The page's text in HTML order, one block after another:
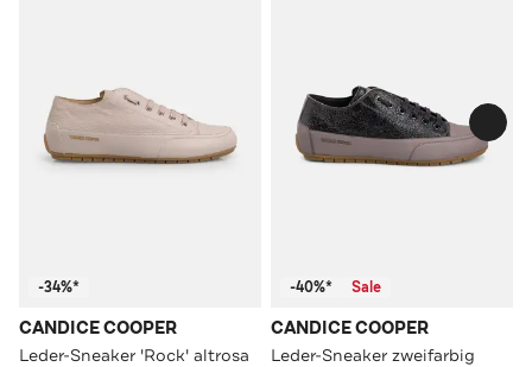
-34%*
CANDICE COOPER
Leder-Sneaker 'Rock' altrosa
-40%* Sale
CANDICE COOPER
Leder-Sneaker zweifarbig